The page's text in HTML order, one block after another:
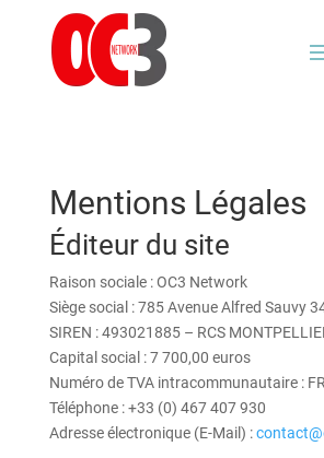
Mentions Légales
Éditeur du site
Raison sociale : OC3 Network
Siège social : 785 Avenue Alfred Sauvy
SIREN : 493021885 – RCS
Capital social : 7 700,00 euros
Numéro de TVA intracommunautaire :
Téléphone : +33 (0) 467 407 930
Adresse électronique (E-Mail) :